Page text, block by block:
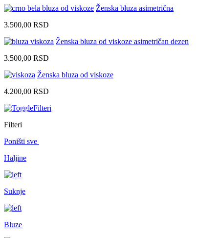
Ženska bluza asimetrična
3.500,00 RSD
Ženska bluza od viskoze asimetričan dezen
3.500,00 RSD
Ženska bluza od viskoze
4.200,00 RSD
Filteri
Filteri
Poništi sve
Haljine
Suknje
Bluze